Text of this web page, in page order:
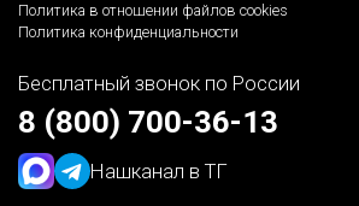
Политика в отношении файлов cookies
Политика конфиденциальности
Бесплатный звонок по России
8 (800) 700-36-13
Нашканал в ТГ